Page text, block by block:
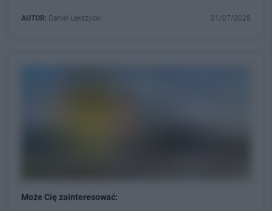
AUTOR: Daniel Lekszycki 01/07/2026
Może Cię zainteresować: